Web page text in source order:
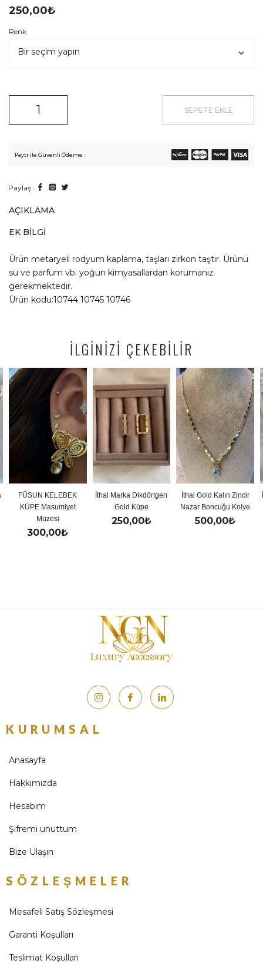
250,00₺
Renk
SEPETE EKLE
Paytr ile Güvenli Ödeme :
Paylaş :
AÇIKLAMA
EK BILGI
Ürün metaryeli rodyum kaplama, taşları zirkon taştır. Ürünü
su ve parfum vb. yoğun kimyasallardan korumanız
gerekmektedir.
Ürün kodu:10744 10745 10746
İLGİNİZİ ÇEKEBİLİR
İthal Marka Dikdörtgen
Gold Küpe
250,00
İthal Gold Kalın Zincir
Nazar Boncuğu Kolye
500,00
İthal Gold Renkli
Y Kolye
500,00
KURUMSAL
Anasayfa
Hakkımızda
Hesabım
Şifremi unuttum
Bize Ulaşın
SÖZLEŞMELER
Mesafeli Satış Sözleşmesi
Garanti Koşulları
Teslimat Koşulları